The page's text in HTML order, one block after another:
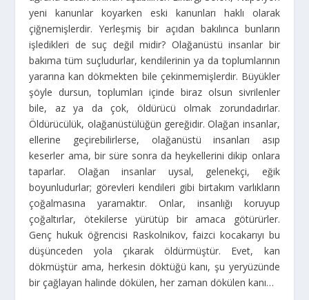
yeni kanunlar koyarken eski kanunları haklı olarak
çiğnemişlerdir. Yerleşmiş bir açıdan bakılınca bunların
işledikleri de suç değil midir? Olağanüstü insanlar bir
bakıma tüm suçludurlar, kendilerinin ya da toplumlarının
yararına kan dökmekten bile çekinmemişlerdir. Büyükler
şöyle dursun, toplumları içinde biraz olsun sivrilenler
bile, az ya da çok, öldürücü olmak zorundadırlar.
Öldürücülük, olağanüstülüğün gereğidir. Olağan insanlar,
ellerine geçirebilirlerse, olağanüstü insanları asıp
keserler ama, bir süre sonra da heykellerini dikip onlara
taparlar. Olağan insanlar uysal, gelenekçi, eğik
boyunludurlar; görevleri kendileri gibi birtakım varlıkların
çoğalmasına yaramaktır. Onlar, insanlığı koruyup
çoğaltırlar, ötekilerse yürütüp bir amaca götürürler.
Genç hukuk öğrencisi Raskolnikov, faizci kocakarıyı bu
düşünceden yola çıkarak öldürmüştür. Evet, kan
dökmüştür ama, herkesin döktüğü kanı, şu yeryüzünde
bir çağlayan halinde dökülen, her zaman dökülen kanı…